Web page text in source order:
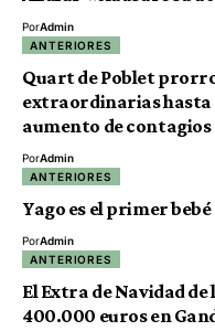
PorAdmin
ANTERIORES
Quart de Poblet
extraordinarias hasta
aumento de contagios
PorAdmin
ANTERIORES
Yago es el primer
PorAdmin
ANTERIORES
El Extra de Navidad
400.000 euros en